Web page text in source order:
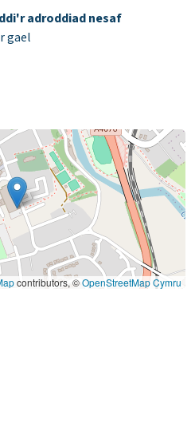
adroddiad nesaf
gael
contributors, ©OpenStreetMap Cymru